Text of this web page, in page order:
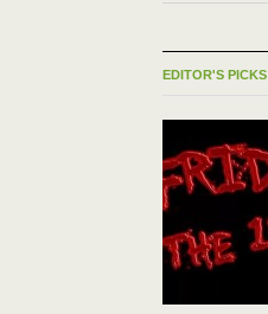
EDITOR'S PICKS